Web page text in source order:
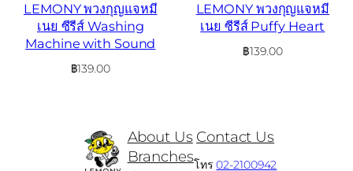
LEMONY พวงกุญแจหมี
เนย ซีรีส์ Washing
Machine with Sound
฿139.00
LEMONY พวงกุญแจหมี
เนย ซีรีส์ Puffy Heart
฿139.00
About Us
Branches
Contact Us
โทร02-2100942